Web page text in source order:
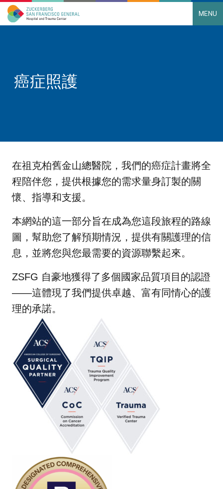
Main Navigation MENU
癌症照護
在祖克柏舊金山總醫院，我們的癌症計畫將全
程陪伴您，提供根據您的需求量身訂製的關
懷、指導和支援。
本網站的這一部分旨在成為您這段旅程的路線
圖，幫助您了解預期情況，提供有關護理的信
息，並將您與您最需要的資源聯繫起來。
ZSFG 自豪地獲得了多個國家品質項目的認證
——這體現了我們提供卓越、富有同情心的護
理的承諾。